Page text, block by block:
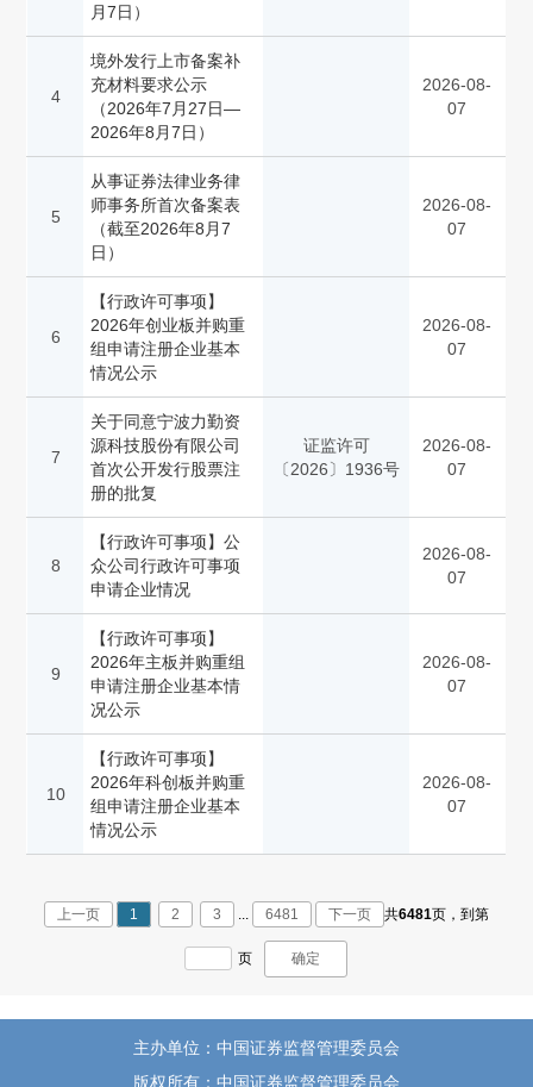
月7日）
4
境外发行上市备案补
充材料要求公示
（2026年7月27日—
2026年8月7日）
2026-08-
07
5
从事证券法律业务律
师事务所首次备案表
（截至2026年8月7
日）
2026-08-
07
6
【行政许可事项】
2026年创业板并购重
组申请注册企业基本
情况公示
2026-08-
07
7
关于同意宁波力勤资
源科技股份有限公司
首次公开发行股票注
册的批复
证监许可
〔2026〕1936号
2026-08-
07
8
【行政许可事项】公
众公司行政许可事项
申请企业情况
2026-08-
07
9
【行政许可事项】
2026年主板并购重组
申请注册企业基本情
况公示
2026-08-
07
10
【行政许可事项】
2026年科创板并购重
组申请注册企业基本
情况公示
2026-08-
07
上一页 1 2 3 ... 6481 下一页 共6481页， 到第
页 确定
主办单位：中国证券监督管理委员会
版权所有：中国证券监督管理委员会